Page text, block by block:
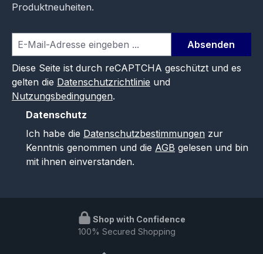
Produktneuheiten.
Absenden
Diese Seite ist durch reCAPTCHA geschützt und es
gelten die Datenschutzrichtlinie und
Nutzungsbedingungen.
Datenschutz
Ich habe die Datenschutzbestimmungen zur
Kenntnis genommen und die AGB gelesen und bin
mit ihnen einverstanden.
Shop with Confidence
100% Secured Shopping